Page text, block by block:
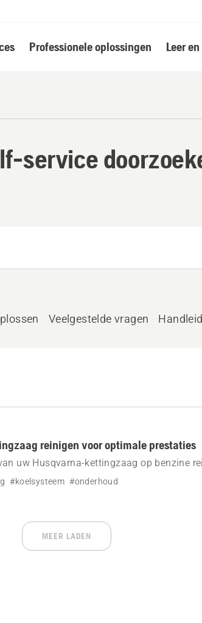
Professionele oplossingen Leer
service
Veelgestelde vragen
reinigen voor optimale prestaties
uw Husqvarna-kettingzaag op benzine
#koelsysteem #onderhoud
MEER LADEN